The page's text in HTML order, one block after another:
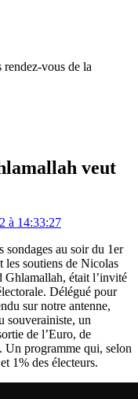
rendez-vous de la
veut
à 14:33:27
au soir du 1er
les soutiens de Nicolas
Ghlamallah, était l’invité
Délégué pour
sur notre antenne,
souverainiste, un
de l’Euro, de
Un programme qui, selon
1% des électeurs.